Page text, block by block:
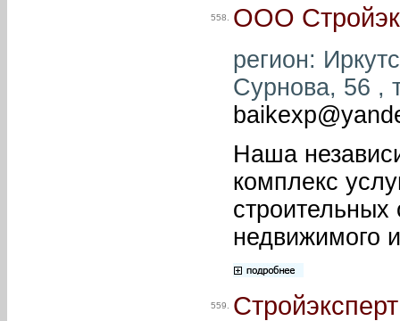
558. ООО
регион:
Сурнова, 56 ,
Наша
комплекс
строительных
недвижимого
559.